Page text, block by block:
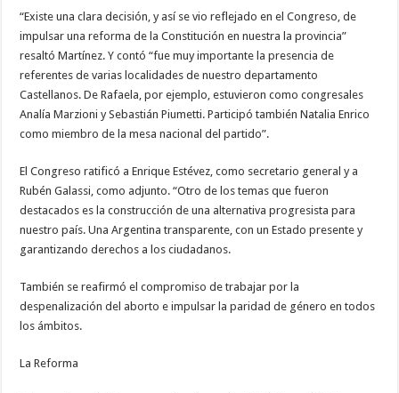
“Existe una clara decisión, y así se vio reflejado en el Congreso, de
impulsar una reforma de la Constitución en nuestra la provincia”
resaltó Martínez. Y contó “fue muy importante la presencia de
referentes de varias localidades de nuestro departamento
Castellanos. De Rafaela, por ejemplo, estuvieron como congresales
Analía Marzioni y Sebastián Piumetti. Participó también Natalia Enrico
como miembro de la mesa nacional del partido”.
El Congreso ratificó a Enrique Estévez, como secretario general y a
Rubén Galassi, como adjunto. “Otro de los temas que fueron
destacados es la construcción de una alternativa progresista para
nuestro país. Una Argentina transparente, con un Estado presente y
garantizando derechos a los ciudadanos.
También se reafirmó el compromiso de trabajar por la
despenalización del aborto e impulsar la paridad de género en todos
los ámbitos.
La Reforma